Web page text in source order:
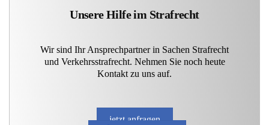
Unsere Hilfe im Strafrecht
Wir sind Ihr Ansprechpartner in Sachen Strafrecht
und Verkehrsstrafrecht. Nehmen Sie noch heute
Kontakt zu uns auf.
jetzt anfragen